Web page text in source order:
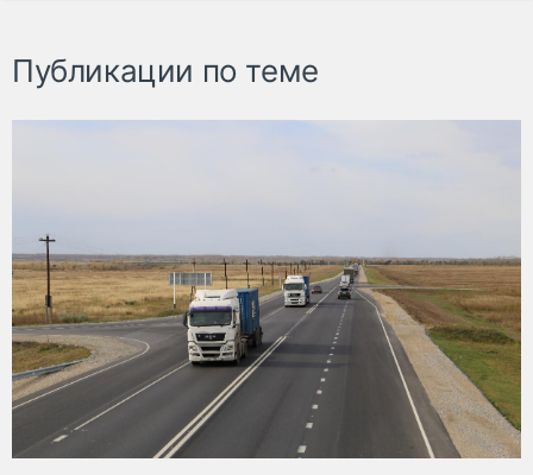
Публикации по теме